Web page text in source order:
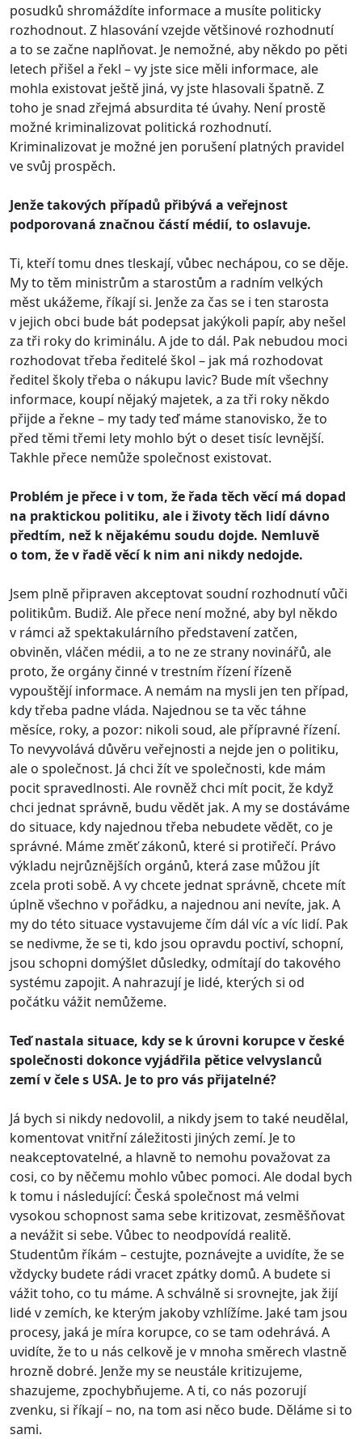
posudků shromáždíte informace a musíte politicky
rozhodnout. Z hlasování vzejde většinové rozhodnutí
a to se začne naplňovat. Je nemožné, aby někdo po pěti
letech přišel a řekl – vy jste sice měli informace, ale
mohla existovat ještě jiná, vy jste hlasovali špatně. Z
toho je snad zřejmá absurdita té úvahy. Není prostě
možné kriminalizovat politická rozhodnutí.
Kriminalizovat je možné jen porušení platných pravidel
ve svůj prospěch.
Jenže takových případů přibývá a veřejnost
podporovaná značnou částí médií, to oslavuje.
Ti, kteří tomu dnes tleskají, vůbec nechápou, co se děje.
My to těm ministrům a starostům a radním velkých
měst ukážeme, říkají si. Jenže za čas se i ten starosta
v jejich obci bude bát podepsat jakýkoli papír, aby nešel
za tři roky do kriminálu. A jde to dál. Pak nebudou moci
rozhodovat třeba ředitelé škol – jak má rozhodovat
ředitel školy třeba o nákupu lavic? Bude mít všechny
informace, koupí nějaký majetek, a za tři roky někdo
přijde a řekne – my tady teď máme stanovisko, že to
před těmi třemi lety mohlo být o deset tisíc levnější.
Takhle přece nemůže společnost existovat.
Problém je přece i v tom, že řada těch věcí má dopad
na praktickou politiku, ale i životy těch lidí dávno
předtím, než k nějakému soudu dojde. Nemluvě
o tom, že v řadě věcí k nim ani nikdy nedojde.
Jsem plně připraven akceptovat soudní rozhodnutí vůči
politikům. Budiž. Ale přece není možné, aby byl někdo
v rámci až spektakulárního představení zatčen,
obviněn, vláčen médii, a to ne ze strany novinářů, ale
proto, že orgány činné v trestním řízení řízeně
vypouštějí informace. A nemám na mysli jen ten případ,
kdy třeba padne vláda. Najednou se ta věc táhne
měsíce, roky, a pozor: nikoli soud, ale přípravné řízení.
To nevyvolává důvěru veřejnosti a nejde jen o politiku,
ale o společnost. Já chci žít ve společnosti, kde mám
pocit spravedlnosti. Ale rovněž chci mít pocit, že když
chci jednat správně, budu vědět jak. A my se dostáváme
do situace, kdy najednou třeba nebudete vědět, co je
správné. Máme změť zákonů, které si protiřečí. Právo
výkladu nejrůznějších orgánů, která zase můžou jít
zcela proti sobě. A vy chcete jednat správně, chcete mít
úplně všechno v pořádku, a najednou ani nevíte, jak. A
my do této situace vystavujeme čím dál víc a víc lidí. Pak
se nedivme, že se ti, kdo jsou opravdu poctiví, schopní,
jsou schopni domýšlet důsledky, odmítají do takového
systému zapojit. A nahrazují je lidé, kterých si od
počátku vážit nemůžeme.
Teď nastala situace, kdy se k úrovni korupce v české
společnosti dokonce vyjádřila pětice velvyslanců
zemí v čele s USA. Je to pro vás přijatelné?
Já bych si nikdy nedovolil, a nikdy jsem to také neudělal,
komentovat vnitřní záležitosti jiných zemí. Je to
neakceptovatelné, a hlavně to nemohu považovat za
cosi, co by něčemu mohlo vůbec pomoci. Ale dodal bych
k tomu i následující: Česká společnost má velmi
vysokou schopnost sama sebe kritizovat, zesměšňovat
a nevážit si sebe. Vůbec to neodpovídá realitě.
Studentům říkám – cestujte, poznávejte a uvidíte, že se
vždycky budete rádi vracet zpátky domů. A budete si
vážit toho, co tu máme. A schválně si srovnejte, jak žijí
lidé v zemích, ke kterým jakoby vzhlížíme. Jaké tam jsou
procesy, jaká je míra korupce, co se tam odehrává. A
uvidíte, že to u nás celkově je v mnoha směrech vlastně
hrozně dobré. Jenže my se neustále kritizujeme,
shazujeme, zpochybňujeme. A ti, co nás pozorují
zvenku, si říkají – no, na tom asi něco bude. Děláme si to
sami.